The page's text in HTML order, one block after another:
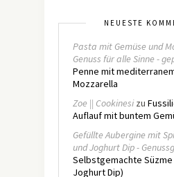
NEUESTE
Pasta mit Gemüse und
Genuss für alle Sinne -
Penne mit
Mozzarella
Zoe || Cookinesizu
Auflauf mit buntem
Gefüllte Aubergine mit
und Joghurt Dip -
Selbstgemachte
Joghurt Dip)